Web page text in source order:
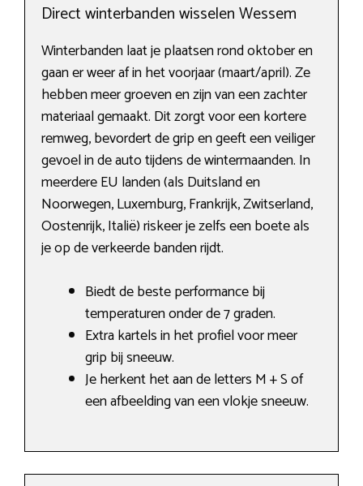
Direct winterbanden wisselen Wessem
Winterbanden laat je plaatsen rond oktober en
gaan er weer af in het voorjaar (maart/april). Ze
hebben meer groeven en zijn van een zachter
materiaal gemaakt. Dit zorgt voor een kortere
remweg, bevordert de grip en geeft een veiliger
gevoel in de auto tijdens de wintermaanden. In
meerdere EU landen (als Duitsland en
Noorwegen, Luxemburg, Frankrijk, Zwitserland,
Oostenrijk, Italië) riskeer je zelfs een boete als
je op de verkeerde banden rijdt.
Biedt de beste performance bij
temperaturen onder de 7 graden.
Extra kartels in het profiel voor meer
grip bij sneeuw.
Je herkent het aan de letters M + S of
een afbeelding van een vlokje sneeuw.